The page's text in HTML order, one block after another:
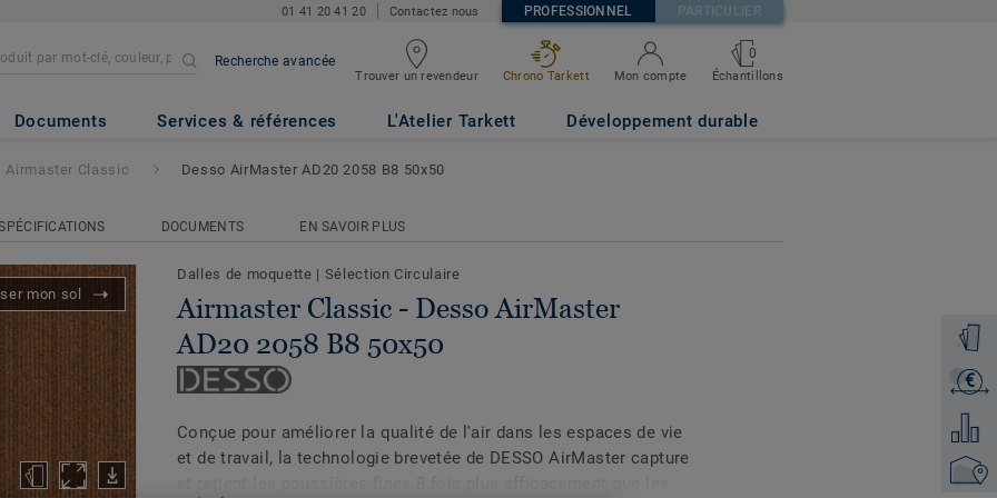
01 41 20 41 20 Contactez nous PROFESSIONNEL PARTICULIER
Recherche avancée
Trouver un revendeur Chrono Tarkett Mon compte
0
Échantillons
Documents Services & références L'Atelier Tarkett Développement durable
- Desso AirMaster AD20 2058 B8 50x50
€
Airmaster Classic Desso AirMaster AD20 2058 B8 50x50
DOCUMENTS EN SAVOIR PLUS
mon sol
Dalles de moquette | Sélection Circulaire
Airmaster Classic - Desso AirMaster
AD20 2058 B8 50x50
Conçue pour améliorer la qualité de l'air dans les espaces de vie
et de travail, la technologie brevetée de DESSO AirMaster capture